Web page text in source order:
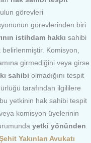
görevleri
görevlerinden biri
istihdam hakkı sahibi
Komisyon,
girmediğini veya girse
sahibi olmadığını tespit
tarafından ilgililere
yetkinin hak sahibi tespit
komisyon üyelerinin
yetki yönünden
Yakınları Avukatı